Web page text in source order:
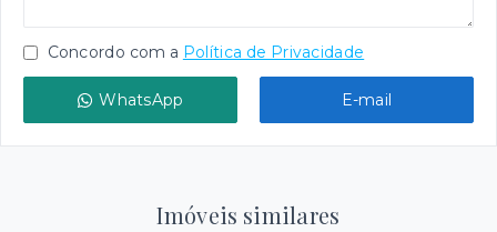
Concordo com a Política de Privacidade
WhatsApp E-mail
Imóveis similares